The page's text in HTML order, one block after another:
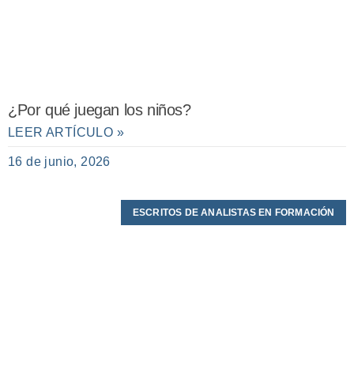
¿Por qué juegan los niños?
LEER ARTÍCULO »
16 de junio, 2026
ESCRITOS DE ANALISTAS EN FORMACIÓN